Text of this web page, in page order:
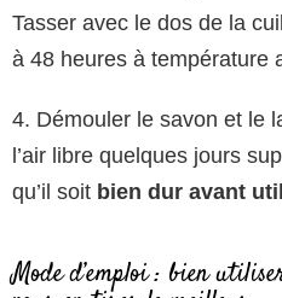
Tasser avec le dos de la
à 48 heures à température
4. Démouler le savon et le
l’air libre quelques jours
qu’il soit bien dur avant
Mode d’emploi : bien